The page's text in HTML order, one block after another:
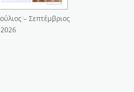
– Σεπτέμβριος
2026